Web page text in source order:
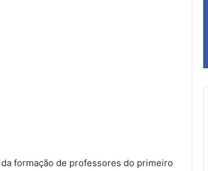
formação de professores do primeiro